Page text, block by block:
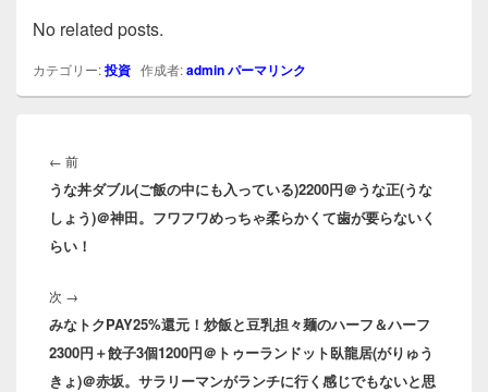
No related posts.
カテゴリー:投資 作成者:adminパーマリンク
稿
ナ
ビ
ゲ
ー
ョ
ン
← 前前
の
投
稿:
うな丼ダブル(ご飯の中にも入っている)2200円＠うな正(うな
しょう)＠神田。フワフワめっちゃ柔らかくて歯が要らないく
らい！
次 →
の
投
稿:
みなトクPAY25%還元！炒飯と豆乳担々麺のハーフ＆ハーフ
2300円＋餃子3個1200円＠トゥーランドット臥龍居(がりゅう
きょ)＠赤坂。サラリーマンがランチに行く感じでもないと思